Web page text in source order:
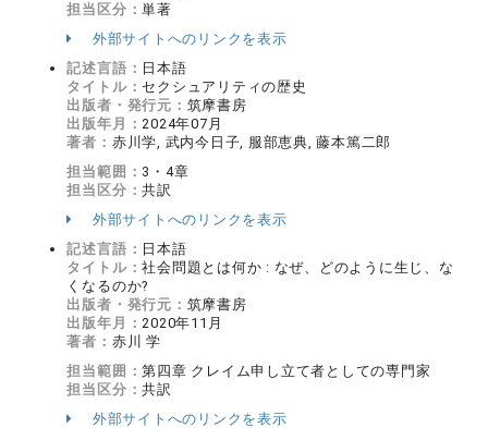
担当区分：単著
外部サイトへのリンクを表示
記述言語： 日本語
タイトル： セクシュアリティの歴史
出版者・発行元： 筑摩書房
出版年月：2024年07月
著者： 赤川学, 武内今日子, 服部恵典, 藤本篤二郎
担当範囲： 3・4章
担当区分：共訳
外部サイトへのリンクを表示
記述言語： 日本語
タイトル：社会問題とは何か : なぜ、どのように生じ、な
くなるのか?
出版者・発行元： 筑摩書房
出版年月：2020年11月
著者： 赤川 学
担当範囲：第四章 クレイム申し立て者としての専門家
担当区分：共訳
外部サイトへのリンクを表示